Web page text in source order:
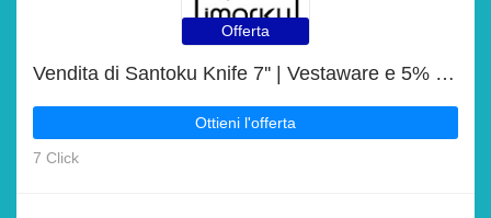
Offerta
Vendita di Santoku Knife 7'' | Vestaware e 5% di sconto sulla liquidazione
Ottieni l'offerta
7 Click